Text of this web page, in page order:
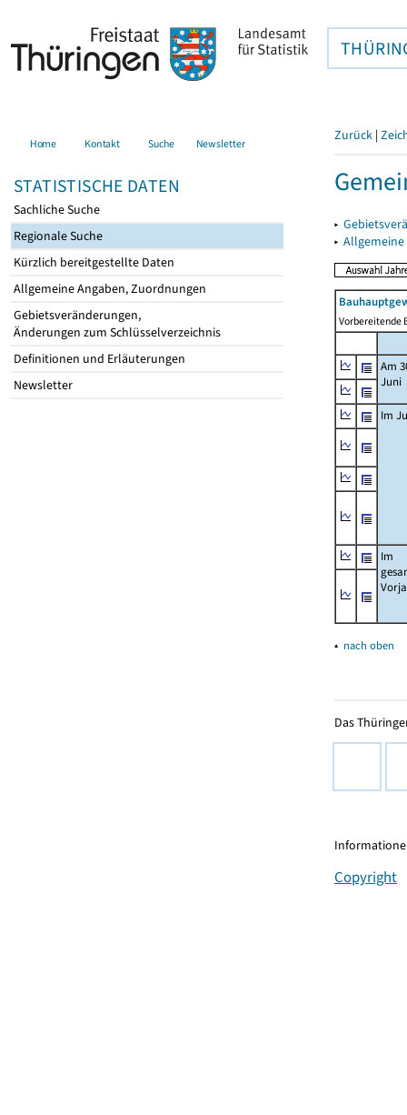
Home Kontakt Suche Newsletter
STATISTISCHE DATEN
Sachliche Suche
Regionale Suche
Kürzlich bereitgestellte Daten
Allgemeine Angaben, Zuordnungen
Gebietsveränderungen,
Änderungen zum Schlüsselverzeichnis
Definitionen und Erläuterungen
Newsletter
Zurück |
▸
▸
Vorbereitende
Am
Juni
Im
Im
▴ nach oben
Das
Copyright